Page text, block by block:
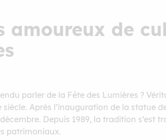
amoureux de
parler de la Fête des Lumières ?
Après l’inauguration de la statue
Depuis 1989, la tradition
patrimoniaux.